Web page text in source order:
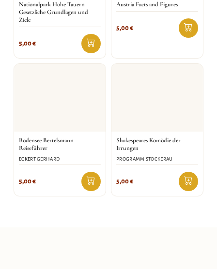
Nationalpark Hohe Tauern
Gesetzliche Grundlagen und
Ziele
5,00€
Austria Facts and Figures
5,00€
Bodensee Bertelsmann
Reiseführer
ECKERT GERHARD
5,00€
Shakespeares Komödie der
Irrungen
PROGRAMM STOCKERAU
5,00€